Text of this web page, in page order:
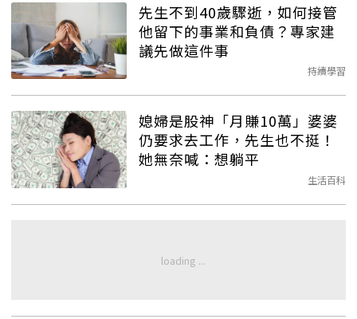
先生不到40歲驟逝，如何接管
他留下的事業和負債？專家建
議先做這件事
持續學習
媳婦是股神「月賺10萬」婆婆
仍要求去工作，先生也不挺！
她無奈喊：想躺平
生活百科